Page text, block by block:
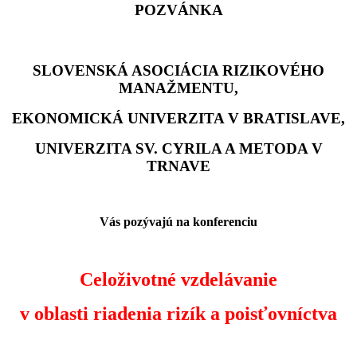
POZVÁNKA
SLOVENSKÁ ASOCIÁCIA RIZIKOVÉHO
MANAŽMENTU,
EKONOMICKÁ UNIVERZITA V BRATISLAVE,
UNIVERZITA SV. CYRILA A METODA V
TRNAVE
Vás pozývajú na konferenciu
Celoživotné vzdelávanie
v oblasti riadenia rizík a poisťovníctva